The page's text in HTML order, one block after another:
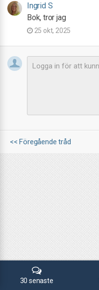
Ingrid S
Bok, tror jag
25 okt, 2025
<< Föregående tråd
30 senaste